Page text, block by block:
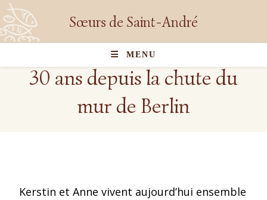
Sœurs de Saint-André
MENU
30 ans depuis la chute du
mur de Berlin
Kerstin et Anne vivent aujourd’hui ensemble